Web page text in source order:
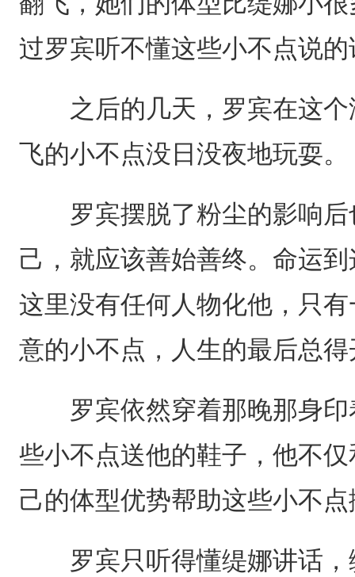
过罗宾听不懂这些小不点说的
之后的几天，罗宾在这个
飞的小不点没日没夜地玩耍。
罗宾摆脱了粉尘的影响后
己，就应该善始善终。命运
这里没有任何人物化他，只
意的小不点，人生的最后总
罗宾依然穿着那晚那身印
些小不点送他的鞋子，他不
己的体型优势帮助这些小不点
罗宾只听得懂缇娜讲话，